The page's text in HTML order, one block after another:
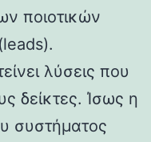
ποιοτικών
λύσεις που
δείκτες. Ίσως η
συστήματος